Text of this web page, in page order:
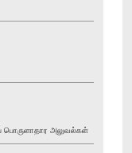
பொருளாதார அலுவல்கள்